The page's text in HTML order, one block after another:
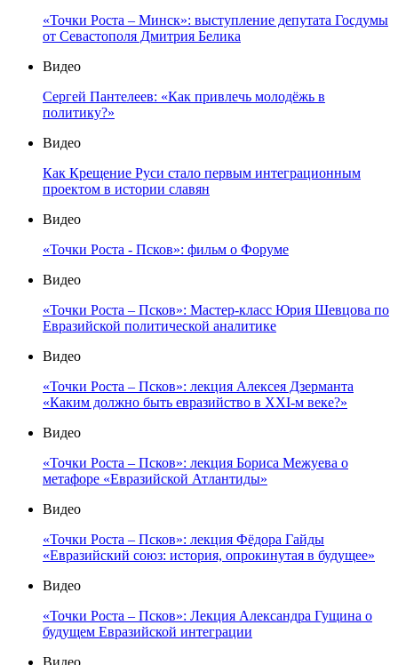
«Точки Роста – Минск»: выступление депутата Госдумы
от Севастополя Дмитрия Белика
Видео
Сергей Пантелеев: «Как привлечь молодёжь в
политику?»
Видео
Как Крещение Руси стало первым интеграционным
проектом в истории славян
Видео
«Точки Роста - Псков»: фильм о Форуме
Видео
«Точки Роста – Псков»: Мастер-класс Юрия Шевцова по
Евразийской политической аналитике
Видео
«Точки Роста – Псков»: лекция Алексея Дзерманта
«Каким должно быть евразийство в XXI-м веке?»
Видео
«Точки Роста – Псков»: лекция Бориса Межуева о
метафоре «Евразийской Атлантиды»
Видео
«Точки Роста – Псков»: лекция Фёдора Гайды
«Евразийский союз: история, опрокинутая в будущее»
Видео
«Точки Роста – Псков»: Лекция Александра Гущина о
будущем Евразийской интеграции